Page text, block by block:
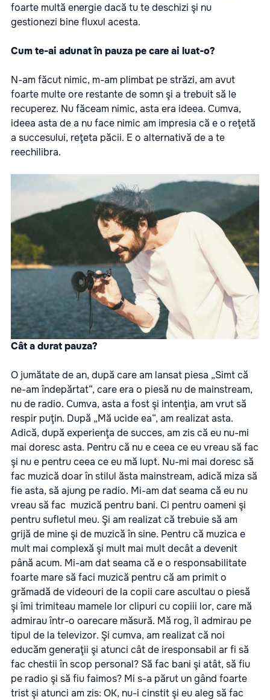
foarte multă energie dacă tu te deschizi şi nu
gestionezi bine fluxul acesta.
Cum te-ai adunat în pauza pe care ai luat-o?
N-am făcut nimic, m-am plimbat pe străzi, am avut
foarte multe ore restante de somn şi a trebuit să le
recuperez. Nu făceam nimic, asta era ideea. Cumva,
ideea asta de a nu face nimic am impresia că e o reţetă
a succesului, reţeta păcii. E o alternativă de a te
reechilibra.
Cât a durat pauza?
O jumătate de an, după care am lansat piesa „Simt că
ne-am îndepărtat“, care era o piesă nu de mainstream,
nu de radio. Cumva, asta a fost şi intenţia, am vrut să
respir puţin. După „Mă ucide ea“, am realizat asta.
Adică, după experienţa de succes, am zis că eu nu-mi
mai doresc asta. Pentru că nu e ceea ce eu vreau să fac
şi nu e pentru ceea ce eu mă lupt. Nu-mi mai doresc să
fac muzică doar în stilul ăsta mainstream, adică miza să
fie asta, să ajung pe radio. Mi-am dat seama că eu nu
vreau să fac muzică pentru bani. Ci pentru oameni şi
pentru sufletul meu. Şi am realizat că trebuie să am
grijă de mine şi de muzică în sine. Pentru că muzica e
mult mai complexă şi mult mai mult decât a devenit
până acum. Mi-am dat seama că e o responsabilitate
foarte mare să faci muzică pentru că am primit o
grămadă de videouri de la copii care ascultau o piesă
şi îmi trimiteau mamele lor clipuri cu copiii lor, care mă
admirau într-o oarecare măsură. Mă rog, îl admirau pe
tipul de la televizor. Şi cumva, am realizat că noi
educăm generaţii şi atunci cât de iresponsabil ar fi să
fac chestii în scop personal? Să fac bani şi atât, să fiu
pe radio şi să fiu faimos? Mi s-a părut un gând foarte
trist şi atunci am zis: OK, nu-i cinstit şi eu aleg să fac